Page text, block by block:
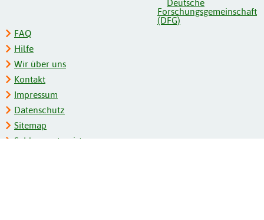
FAQ
Hilfe
Wir über uns
Kontakt
Impressum
Datenschutz
Sitemap
Schlagwortregister